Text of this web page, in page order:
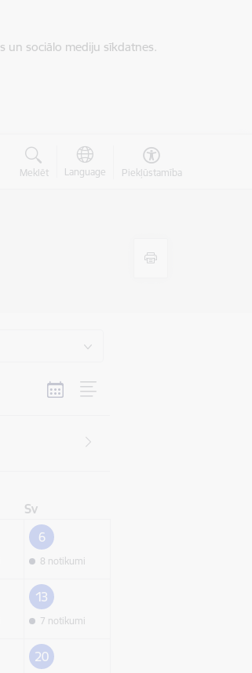
un sociālo mediju sīkdatnes.
Meklēt Language Piekļūstamība
Sv
6
8 notikumi
13
7 notikumi
20